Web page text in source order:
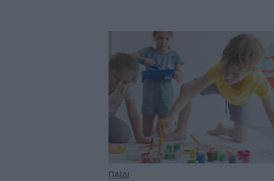
ΠΑΙΔΙ